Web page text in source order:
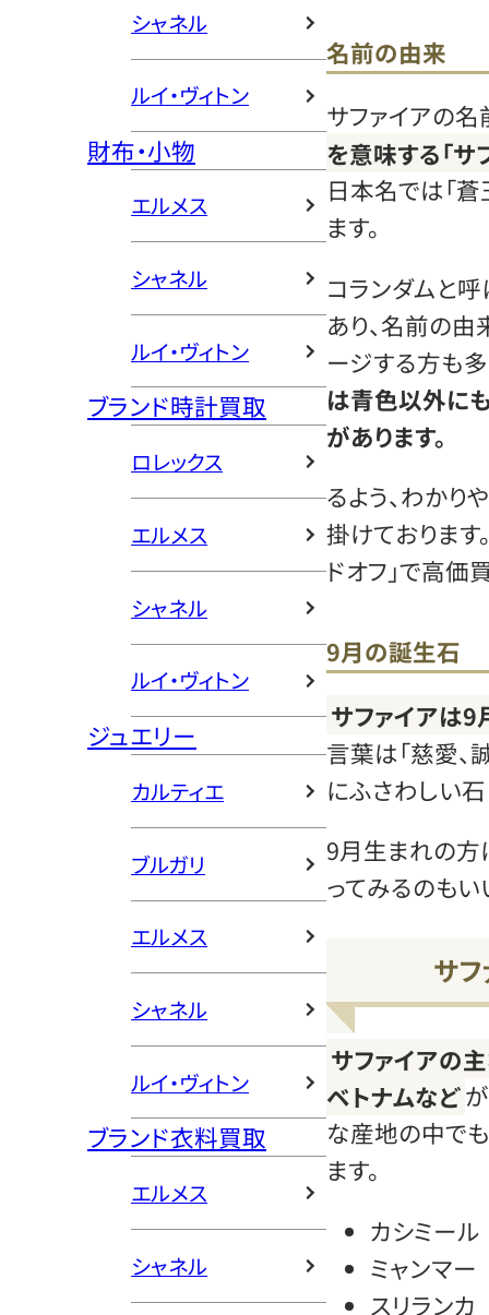
シャネル
ルイ・ヴィトン
財布・小物
エルメス
シャネル
ルイ・ヴィトン
ブランド時計買取
ロレックス
エルメス
シャネル
ルイ・ヴィトン
ジュエリー
カルティエ
ブルガリ
エルメス
シャネル
ルイ・ヴィトン
ブランド衣料買取
エルメス
シャネル
名前の由来
サファイアの名
を意味する「サ
日本名では「蒼
ます。
コランダムと
あり、名前の
ージする方も多
は青色以外に
があります。
るよう、わか
掛けております
ドオフ」で高価
9月の誕生石
サファイアは9
言葉は「慈愛、
にふさわしい
9月生まれの方
ってみるのもい
サ
サファイアの
ベトナムなど
な産地の中で
ます。
カシミール
ミャンマー
スリランカ